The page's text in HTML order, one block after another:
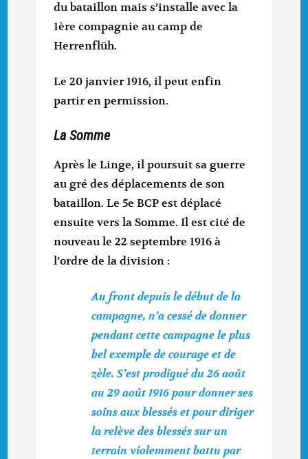
du bataillon mais s’installe avec la
1ère compagnie au camp de
Herrenflüh.
Le 20 janvier 1916, il peut enfin
partir en permission.
La Somme
Après le Linge, il poursuit sa guerre
au gré des déplacements de son
bataillon. Le 5e BCP est déplacé
ensuite vers la Somme. Il est cité de
nouveau le 22 septembre 1916 à
l’ordre de la division :
Au front depuis le début de la
campagne, n’a cessé de donner
pendant cette campagne le plus
bel exemple de courage et de
zèle. S’est prodigué du 26 août
au 29 août 1916 pour donner ses
soins aux blessés et pour diriger
la relève des blessés sur un
terrain violemment battu par